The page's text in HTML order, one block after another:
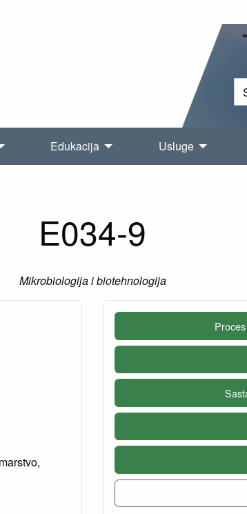
Edukacija Usluge
E034-9
Mikrobiologija i biotehnologija